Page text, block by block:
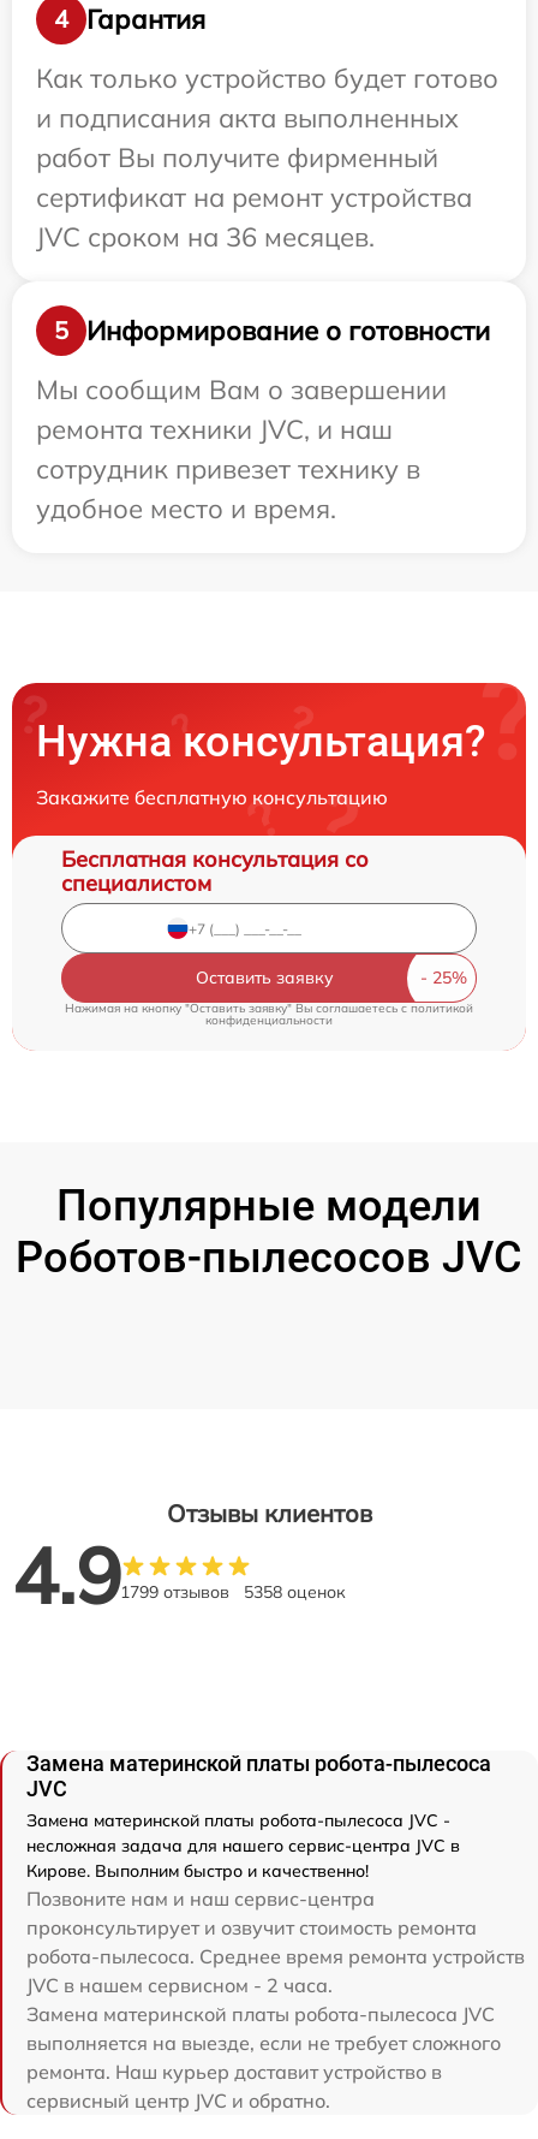
4
Гарантия
Как только устройство будет готово
и подписания акта выполненных
работ Вы получите фирменный
сертификат на ремонт устройства
JVC сроком на 36 месяцев.
5
Информирование о готовности
Мы сообщим Вам о завершении
ремонта техники JVC, и наш
сотрудник привезет технику в
удобное место и время.
Нужна консультация?
Закажите бесплатную консультацию
Бесплатная консультация со
специалистом
Оставить заявку
Нажимая на кнопку "Оставить заявку" Вы соглашаетесь cполитикой
конфиденциальности
Популярные модели
Роботов-пылесосов JVC
Отзывы клиентов
4.91799 отзывов 5358 оценок
Замена материнской платы робота-пылесоса
JVC
Замена материнской платы робота-пылесоса JVC -
несложная задача для нашего сервис-центра JVC в
Кирове. Выполним быстро и качественно!
Позвоните нам и наш сервис-центра
проконсультирует и озвучит стоимость ремонта
робота-пылесоса. Среднее время ремонта устройств
JVC в нашем сервисном - 2 часа.
Замена материнской платы робота-пылесоса JVC
выполняется на выезде, если не требует сложного
ремонта. Наш курьер доставит устройство в
сервисный центр JVC и обратно.